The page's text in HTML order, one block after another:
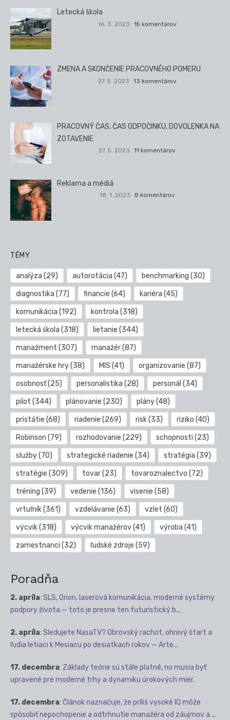
Letecká škola
16. 3. 2023 15 komentárov
ZMENA A SKONČENIE PRACOVNÉHO POMERU
27. 5. 2023 13 komentárov
PRACOVNÝ ČAS, ČAS ODPOČINKU, DOVOLENKA NA
ZOTAVENIE
27. 5. 2023 11 komentárov
Reklama a médiá
18. 1. 2023 8 komentárov
TÉMY
analýza (29) autorotácia (47) benchmarking (30)
diagnostika (77) financie (64) kariéra (45)
komunikácia (192) kontrola (318)
letecká škola (318) lietanie (344)
manažment (307) manažér(87)
manažérske hry(38) MIS (41) organizovanie (87)
osobnosť(25) personalistika (28) personál (34)
pilot (344) plánovanie (230) plány(48)
pristátie (68) riadenie (269) risk(33) riziko (40)
Robinson (79) rozhodovanie (229) schopnosti (23)
služby(70) strategické riadenie (34) stratégia (39)
stratégie (309) tovar(23) tovaroznalectvo (72)
tréning (39) vedenie (136) visenie (58)
vrtuľník(361) vzdelávanie (63) vzlet (60)
výcvik(318) výcvik manažérov(41) výroba (41)
zamestnanci (32) ľudské zdroje (59)
Poradňa
2. apríla: SLS, Orion, laserová komunikácia, moderné systémy
podpory života — toto je presne ten futuristický b...
2. apríla: Sledujete NasaTV? Obrovský rachot, ohnivý štart a
ľudia letiaci k Mesiacu po desiatkach rokov — Arte...
17. decembra: Základy teórie sú stále platné, no musia byť
upravené pre moderné trhy a dynamiku úrokových mier.
17. decembra: Článok naznačuje, že príliš vysoké IQ môže
spôsobiť nepochopenie a odtrhnutie manažéra od záujmov a ...